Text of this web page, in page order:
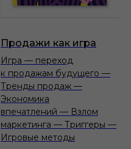
Продажи как игра
Игра — переход
к продажам будущего —
Тренды продаж —
Экономика
впечатлений — Взлом
маркетинга — Триггеры —
Игровые методы